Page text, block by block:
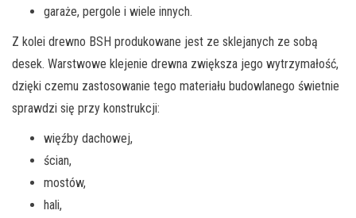
garaże, pergole i wiele innych.
Z kolei drewno BSH produkowane jest ze sklejanych ze sobą
desek. Warstwowe klejenie drewna zwiększa jego wytrzymałość,
dzięki czemu zastosowanie tego materiału budowlanego świetnie
sprawdzi się przy konstrukcji:
więźby dachowej,
ścian,
mostów,
hali,